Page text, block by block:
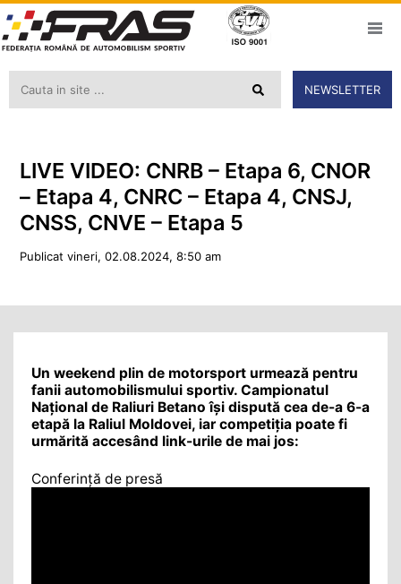
NEWSLETTER
LIVE VIDEO: CNRB – Etapa 6, CNOR
– Etapa 4, CNRC – Etapa 4, CNSJ,
CNSS, CNVE – Etapa 5
Publicat vineri, 02.08.2024, 8:50 am
Un weekend plin de motorsport urmează pentru
fanii automobilismului sportiv. Campionatul
Național de Raliuri Betano își dispută cea de-a 6-a
etapă la Raliul Moldovei, iar competiția poate fi
urmărită accesând link-urile de mai jos:
Conferință de presă